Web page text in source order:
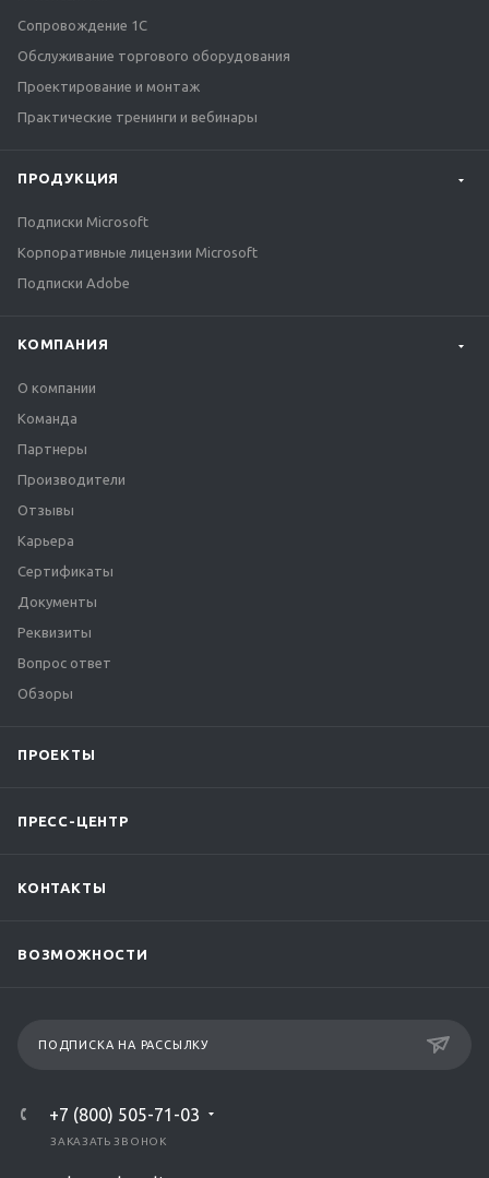
Сопровождение 1С
Обслуживание торгового оборудования
Проектирование и монтаж
Практические тренинги и вебинары
ПРОДУКЦИЯ
Подписки Microsoft
Корпоративные лицензии Microsoft
Подписки Adobe
КОМПАНИЯ
О компании
Команда
Партнеры
Производители
Отзывы
Карьера
Сертификаты
Документы
Реквизиты
Вопрос ответ
Обзоры
ПРОЕКТЫ
ПРЕСС-ЦЕНТР
КОНТАКТЫ
ВОЗМОЖНОСТИ
ПОДПИСКА НА РАССЫЛКУ
+7 (800) 505-71-03
ЗАКАЗАТЬ ЗВОНОК